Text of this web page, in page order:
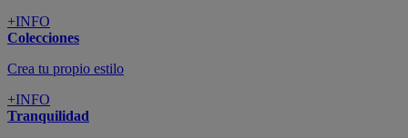
+INFO
Colecciones
Crea tu propio estilo
+INFO
Tranquilidad